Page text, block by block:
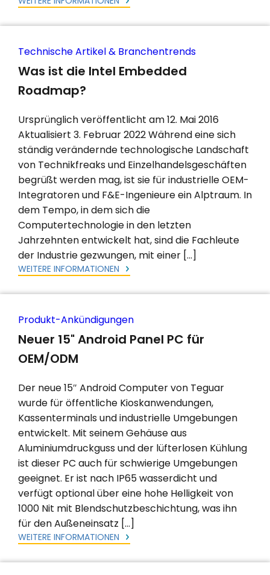
Technische Artikel & Branchentrends
Was ist die Intel Embedded
Roadmap?
Ursprünglich veröffentlicht am 12. Mai 2016
Aktualisiert 3. Februar 2022 Während eine sich
ständig verändernde technologische Landschaft
von Technikfreaks und Einzelhandelsgeschäften
begrüßt werden mag, ist sie für industrielle OEM-
Integratoren und F&E-Ingenieure ein Alptraum. In
dem Tempo, in dem sich die
Computertechnologie in den letzten
Jahrzehnten entwickelt hat, sind die Fachleute
der Industrie gezwungen, mit einer […]
WEITERE INFORMATIONEN
Produkt-Ankündigungen
Neuer 15" Android Panel PC für
OEM/ODM
Der neue 15″ Android Computer von Teguar
wurde für öffentliche Kioskanwendungen,
Kassenterminals und industrielle Umgebungen
entwickelt. Mit seinem Gehäuse aus
Aluminiumdruckguss und der lüfterlosen Kühlung
ist dieser PC auch für schwierige Umgebungen
geeignet. Er ist nach IP65 wasserdicht und
verfügt optional über eine hohe Helligkeit von
1000 Nit mit Blendschutzbeschichtung, was ihn
für den Außeneinsatz […]
WEITERE INFORMATIONEN